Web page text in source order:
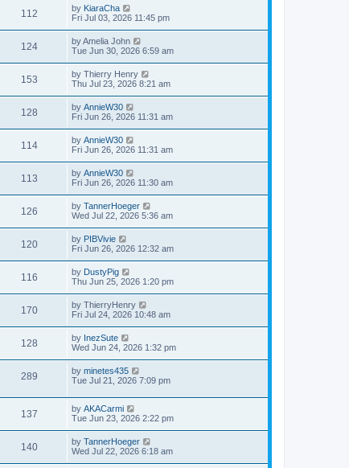
112 by KiaraCha
Fri Jul 03, 2026 11:45 pm
124 byAmelia John
Tue Jun 30, 2026 6:59 am
153 by Thierry Henry
Thu Jul 23, 2026 8:21 am
128 by AnnieW30
Fri Jun 26, 2026 11:31 am
114 by AnnieW30
Fri Jun 26, 2026 11:31 am
113 by AnnieW30
Fri Jun 26, 2026 11:30 am
126 by TannerHoeger
Wed Jul 22, 2026 5:36 am
120 by PIBVivie
Fri Jun 26, 2026 12:32 am
116 by DustyPig
Thu Jun 25, 2026 1:20 pm
170 by ThierryHenry
Fri Jul 24, 2026 10:48 am
128 by InezSute
Wed Jun 24, 2026 1:32 pm
289 by minetes435
Tue Jul 21, 2026 7:09 pm
137 by AKACarmi
Tue Jun 23, 2026 2:22 pm
140 by TannerHoeger
Wed Jul 22, 2026 6:18 am